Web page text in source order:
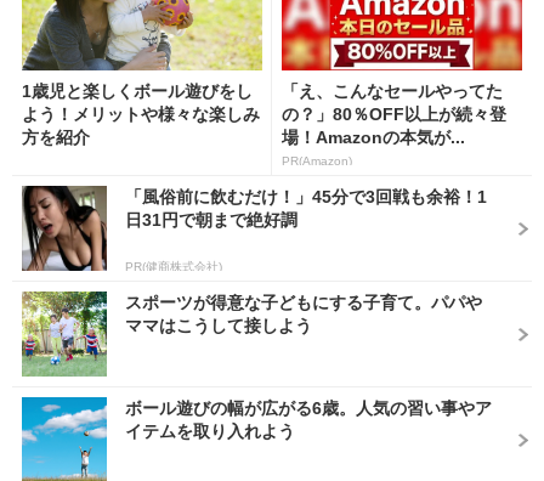
1歳児と楽しくボール遊びをし
よう！メリットや様々な楽しみ
方を紹介
「え、こんなセールやってた
の？」80％OFF以上が続々登
場！Amazonの本気が...
PR(Amazon)
「風俗前に飲むだけ！」45分で3回戦も余裕！1
日31円で朝まで絶好調
PR(健商株式会社)
スポーツが得意な子どもにする子育て。パパや
ママはこうして接しよう
ボール遊びの幅が広がる6歳。人気の習い事やア
イテムを取り入れよう